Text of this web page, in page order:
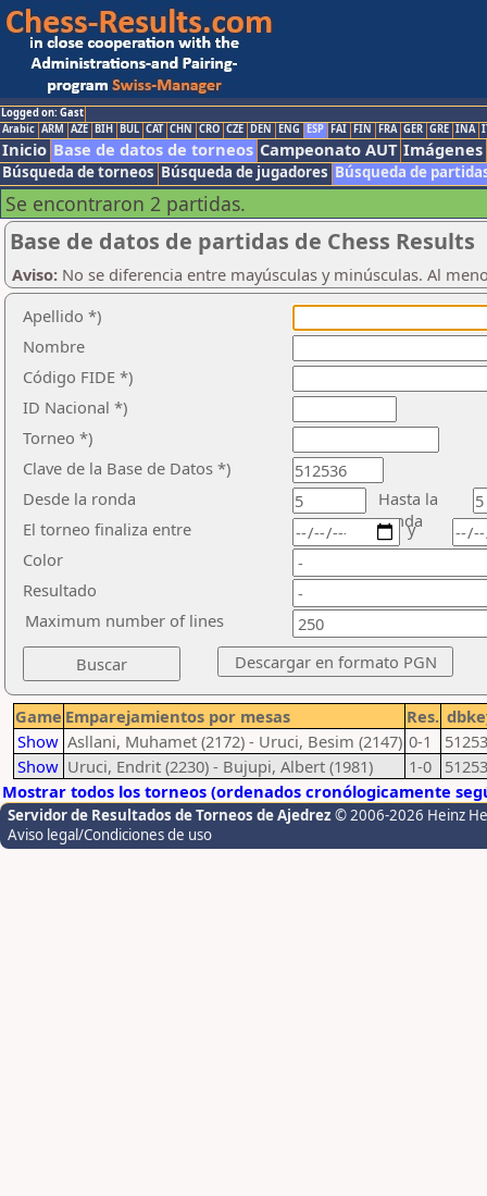
Logged on: Gast
Arabic ARM AZE BIH BUL CAT CHN CRO CZE DEN ENG ESP FAI FIN FRA GER GRE INA
Inicio Base de datos de torneos Campeonato AUT Imágenes
Búsqueda de torneos Búsqueda de jugadores Búsqueda de
Se encontraron 2 partidas.
Base de datos de partidas de Chess Results
Aviso: No se diferencia entre mayúsculas y minúsculas. Al
Apellido *)
Nombre
Código FIDE *)
ID Nacional *)
Torneo *)
Clave de la Base de Datos *)
Desde la ronda
Hasta la
ronda
El torneo finaliza entre
Color
Resultado
y
Maximum number of lines
Game Emparejamientos por mesas Res.
Show Asllani, Muhamet (2172) - Uruci, Besim (2147) 0-1
Show Uruci, Endrit (2230) - Bujupi, Albert (1981) 1-0
Mostrar todos los torneos (ordenados cronólogicamente
Servidor de Resultados de Torneos de Ajedrez © 2006-2026 Heinz
Aviso legal/Condiciones de uso